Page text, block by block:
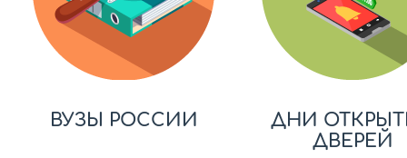
ВУЗЫ РОССИИ
ДНИ
ДВЕРЕЙ